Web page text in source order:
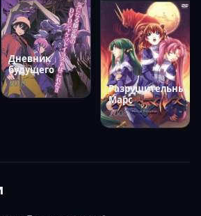
Дневник
будущего
2010
Разрушительный
Марс
2005